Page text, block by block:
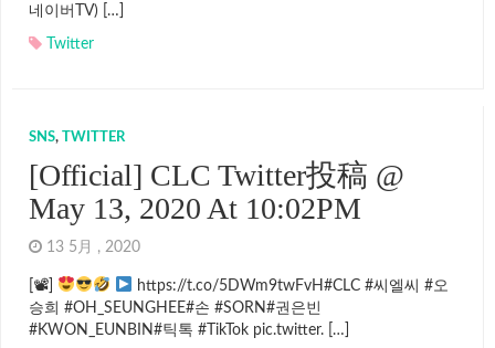
네이버TV) […]
Twitter
SNS, TWITTER
[Official] CLC Twitter投稿 @
May 13, 2020 At 10:02PM
13 5月 , 2020
[📽]
https://t.co/5DWm9twFvH#CLC #씨엘씨 #오
승희 #OH_SEUNGHEE#손 #SORN#권은빈
#KWON_EUNBIN#틱톡 #TikTok pic.twitter. […]